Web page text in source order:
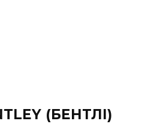
(БЕНТЛІ)